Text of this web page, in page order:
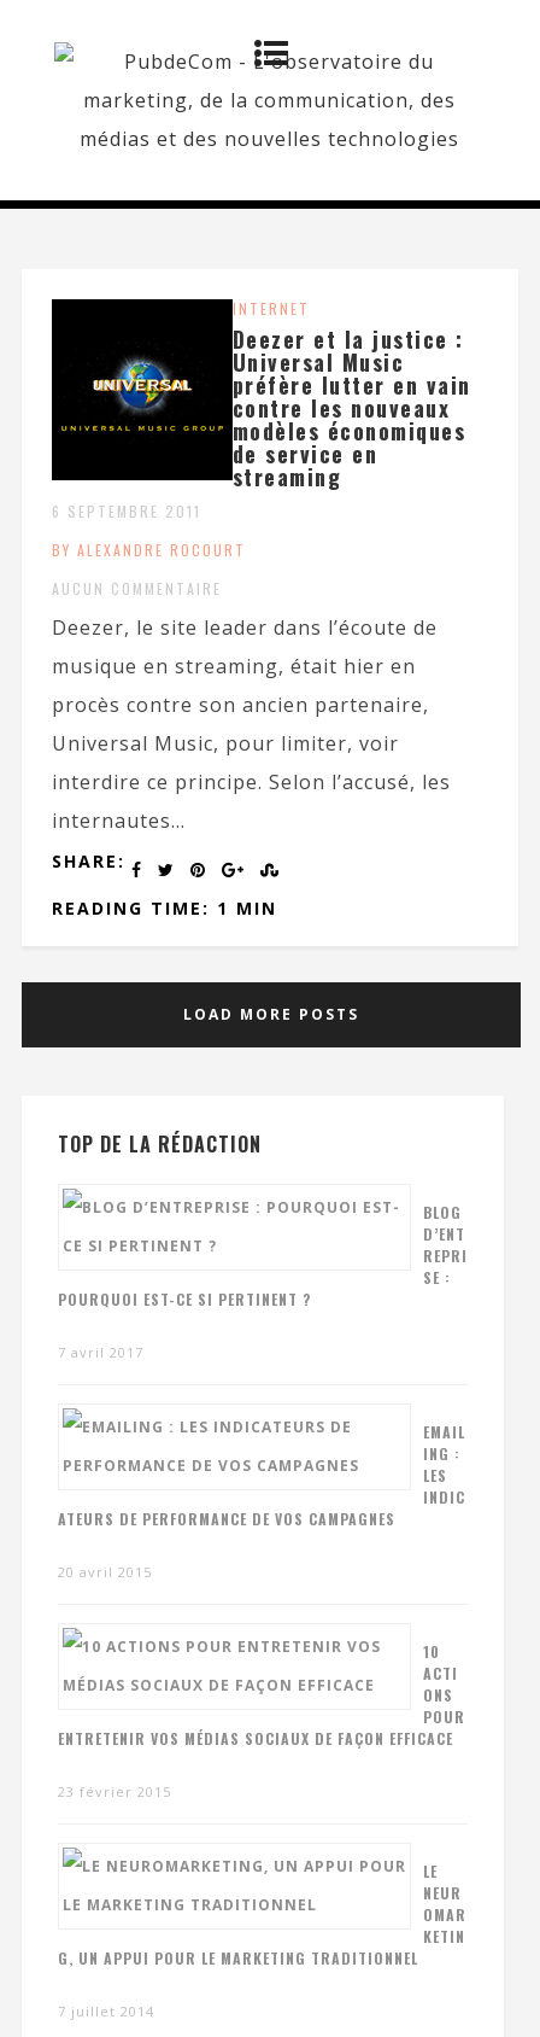
INTERNET
Deezer et la justice :
Universal Music
préfère lutter en vain
contre les nouveaux
modèles économiques
de service en
streaming
6 SEPTEMBRE 2011
BY ALEXANDRE ROCOURT
AUCUN COMMENTAIRE
Deezer, le site leader dans l’écoute de
musique en streaming, était hier en
procès contre son ancien partenaire,
Universal Music, pour limiter, voir
interdire ce principe. Selon l’accusé, les
internautes...
SHARE:
READING TIME: 1 MIN
LOAD MORE POSTS
TOP DE LA RÉDACTION
BLOG
D’ENT
REPRI
SE :
POURQUOI EST-CE SI PERTINENT ?
7 avril 2017
EMAIL
ING :
LES
INDIC
ATEURS DE PERFORMANCE DE VOS CAMPAGNES
20 avril 2015
10
ACTI
ONS
POUR
ENTRETENIR VOS MÉDIAS SOCIAUX DE FAÇON EFFICACE
23 février 2015
LE
NEUR
OMAR
KETIN
G, UN APPUI POUR LE MARKETING TRADITIONNEL
7 juillet 2014